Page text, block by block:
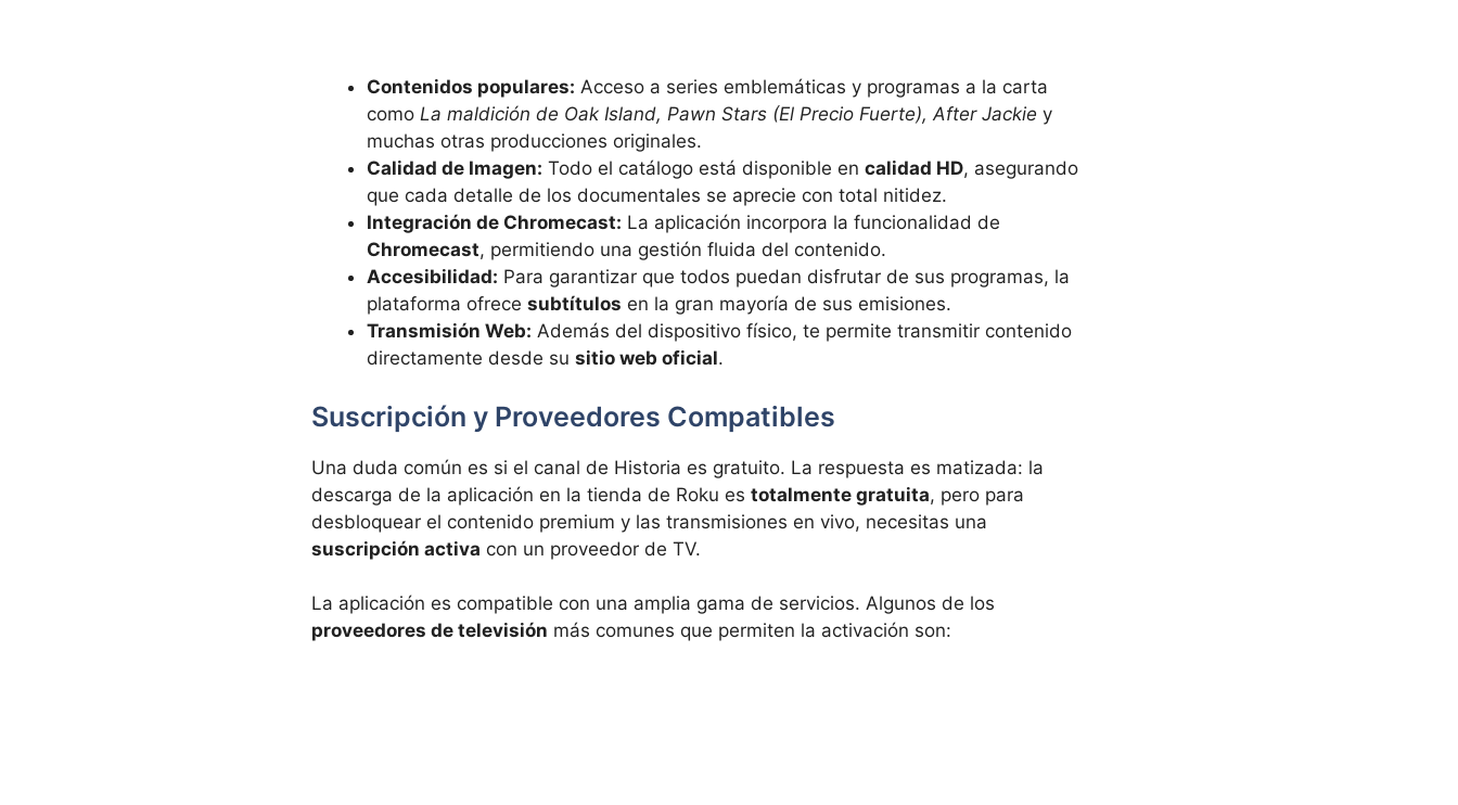
Contenidos populares: Acceso a series emblemáticas y programas a la carta
como La maldición de Oak Island, Pawn Stars (El Precio Fuerte), After Jackie y
muchas otras producciones originales.
Calidad de Imagen: Todo el catálogo está disponible en calidad HD, asegurando
que cada detalle de los documentales se aprecie con total nitidez.
Integración de Chromecast: La aplicación incorpora la funcionalidad de
Chromecast, permitiendo una gestión fluida del contenido.
Accesibilidad: Para garantizar que todos puedan disfrutar de sus programas, la
plataforma ofrece subtítulos en la gran mayoría de sus emisiones.
Transmisión Web: Además del dispositivo físico, te permite transmitir contenido
directamente desde su sitio web oficial.
Suscripción y Proveedores Compatibles
Una duda común es si el canal de Historia es gratuito. La respuesta es matizada: la
descarga de la aplicación en la tienda de Roku es totalmente gratuita, pero para
desbloquear el contenido premium y las transmisiones en vivo, necesitas una
suscripción activa con un proveedor de TV.
La aplicación es compatible con una amplia gama de servicios. Algunos de los
proveedores de televisión más comunes que permiten la activación son: